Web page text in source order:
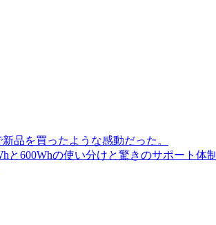
品を買ったような感動だった。
と600Whの使い分けと驚きのサポート体制